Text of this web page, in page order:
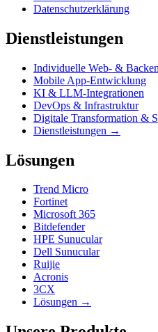
Datenschutzerklärung
Dienstleistungen
Individuelle Web- &
Mobile App-Entwicklung
KI & LLM-Integrationen
DevOps & Infrastruktur
Digitale Transformation &
Dienstleistungen →
Lösungen
Trend Micro
Fortinet
Microsoft 365
Bitdefender
HPE Sunucular
Dell Sunucular
Ruijie
Acronis
3CX
Lösungen →